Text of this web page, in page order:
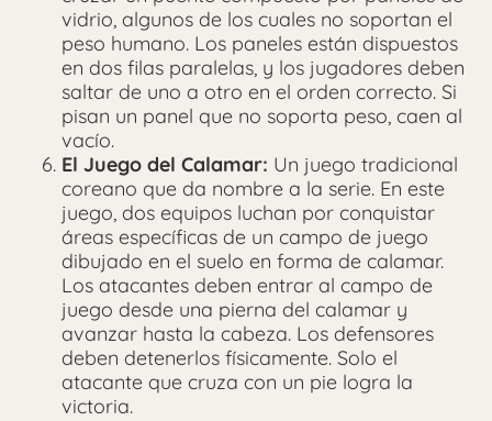
vidrio, algunos de los cuales no soportan el
peso humano. Los paneles están dispuestos
en dos filas paralelas, y los jugadores deben
saltar de uno a otro en el orden correcto. Si
pisan un panel que no soporta peso, caen al
vacío.
El Juego del Calamar: Un juego tradicional
coreano que da nombre a la serie. En este
juego, dos equipos luchan por conquistar
áreas específicas de un campo de juego
dibujado en el suelo en forma de calamar.
Los atacantes deben entrar al campo de
juego desde una pierna del calamar y
avanzar hasta la cabeza. Los defensores
deben detenerlos físicamente. Solo el
atacante que cruza con un pie logra la
victoria.